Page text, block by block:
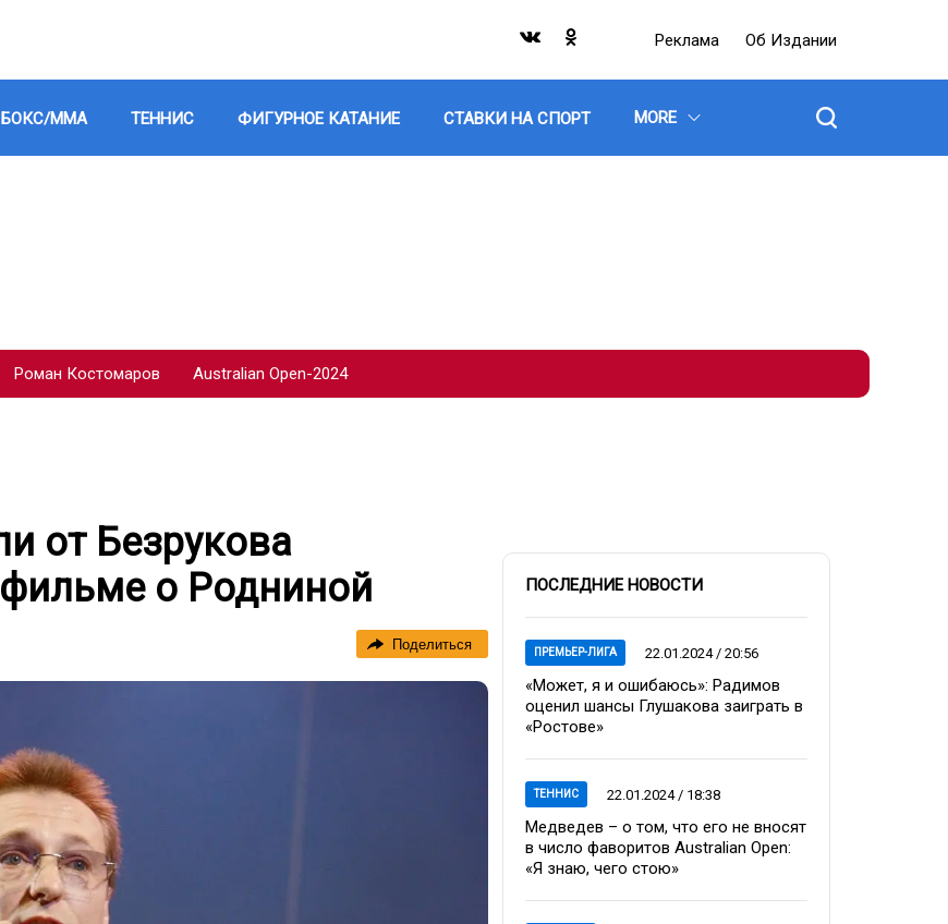
Реклама Об Издании
БОКС/ММА ТЕННИС ФИГУРНОЕ КАТАНИЕ СТАВКИ НА СПОРТ MORE
Роман Костомаров Australian Open-2024
от Безрукова
фильме о Родниной
Поделиться
ПОСЛЕДНИЕ НОВОСТИ
ПРЕМЬЕР-ЛИГА 22.01.2024 / 20:56
«Может, я и ошибаюсь»: Радимов
оценил шансы Глушакова заиграть в
«Ростове»
ТЕННИС 22.01.2024 / 18:38
Медведев – о том, что его не вносят
в число фаворитов Australian Open:
«Я знаю, чего стою»